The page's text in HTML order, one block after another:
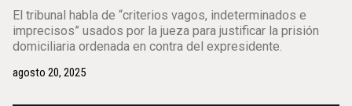
El tribunal habla de “criterios vagos, indeterminados e
imprecisos” usados por la jueza para justificar la prisión
domiciliaria ordenada en contra del expresidente.
agosto 20, 2025